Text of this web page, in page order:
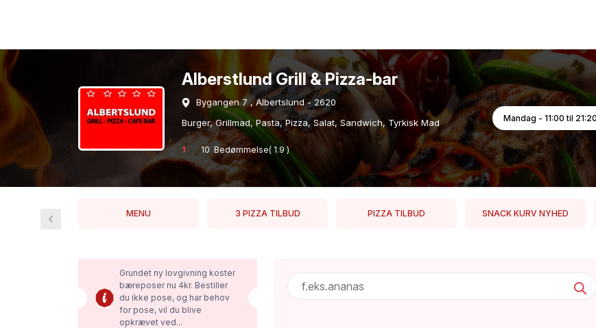
Alberstlund Grill & Pizza-bar
Bygangen 7 , Albertslund - 2620
Burger, Grillmad, Pasta, Pizza, Salat, Sandwich, Tyrkisk Mad
10 Bedømmelse( 1.9 )
MENU 3 PIZZA TILBUD PIZZA TILBUD SNACK KURV NYHED
Grundet ny lovgivning koster
bæreposer nu 4kr. Bestiller
du ikke pose, og har behov
for pose, vil du blive
opkrævet ved...